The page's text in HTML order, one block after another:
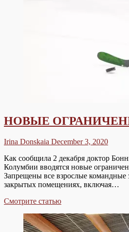
НОВЫЕ
Irina Donskaia December 3, 2020
Как сообщила 2 декабря доктор
Колумбии вводятся новые
Запрещены все взрослые командные
закрытых помещениях, включая…
Смотрите статьюНОВЫЕ